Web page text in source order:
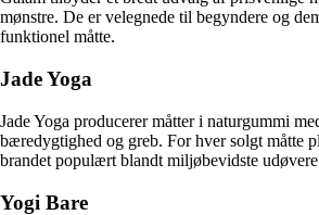
mønstre. De er velegnede til begyndere og
funktionel måtte.
Jade Yoga
Jade Yoga producerer måtter i naturgummi
bæredygtighed og greb. For hver solgt måtte
brandet populært blandt miljøbevidste
Yogi Bare